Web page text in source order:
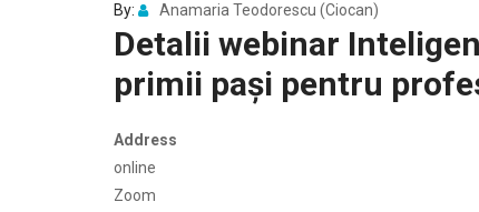
By: Anamaria Teodorescu (Ciocan)
Detalii webinar
primii pași pentru
Address
online
Zoom